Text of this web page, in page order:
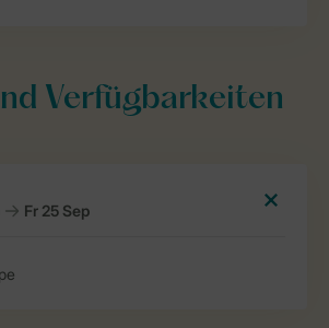
Verfügbarkeiten